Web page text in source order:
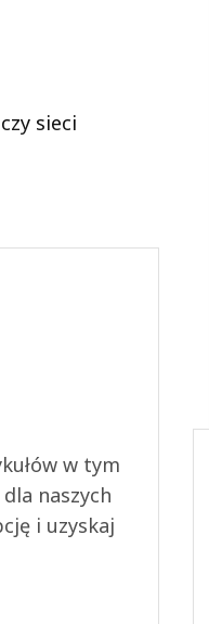
sieci
w tym
naszych
i uzyskaj